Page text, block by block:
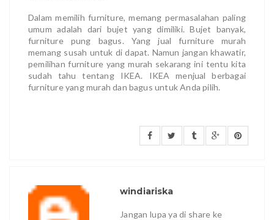
Dalam memilih furniture, memang permasalahan paling
umum adalah dari bujet yang dimiliki. Bujet banyak,
furniture pung bagus. Yang jual furniture murah
memang susah untuk di dapat. Namun jangan khawatir,
pemilihan furniture yang murah sekarang ini tentu kita
sudah tahu tentang IKEA. IKEA menjual berbagai
furniture yang murah dan bagus untuk Anda pilih.
windiariska
Jangan lupa ya di share ke